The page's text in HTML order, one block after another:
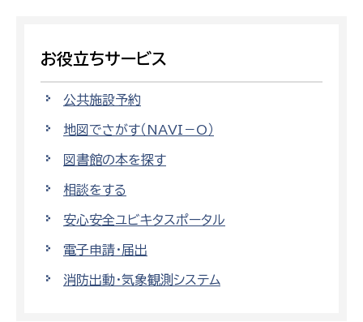
お役立ちサービス
公共施設予約
地図でさがす（NAVI－O）
図書館の本を探す
相談をする
安心安全ユビキタスポータル
電子申請・届出
消防出動・気象観測システム